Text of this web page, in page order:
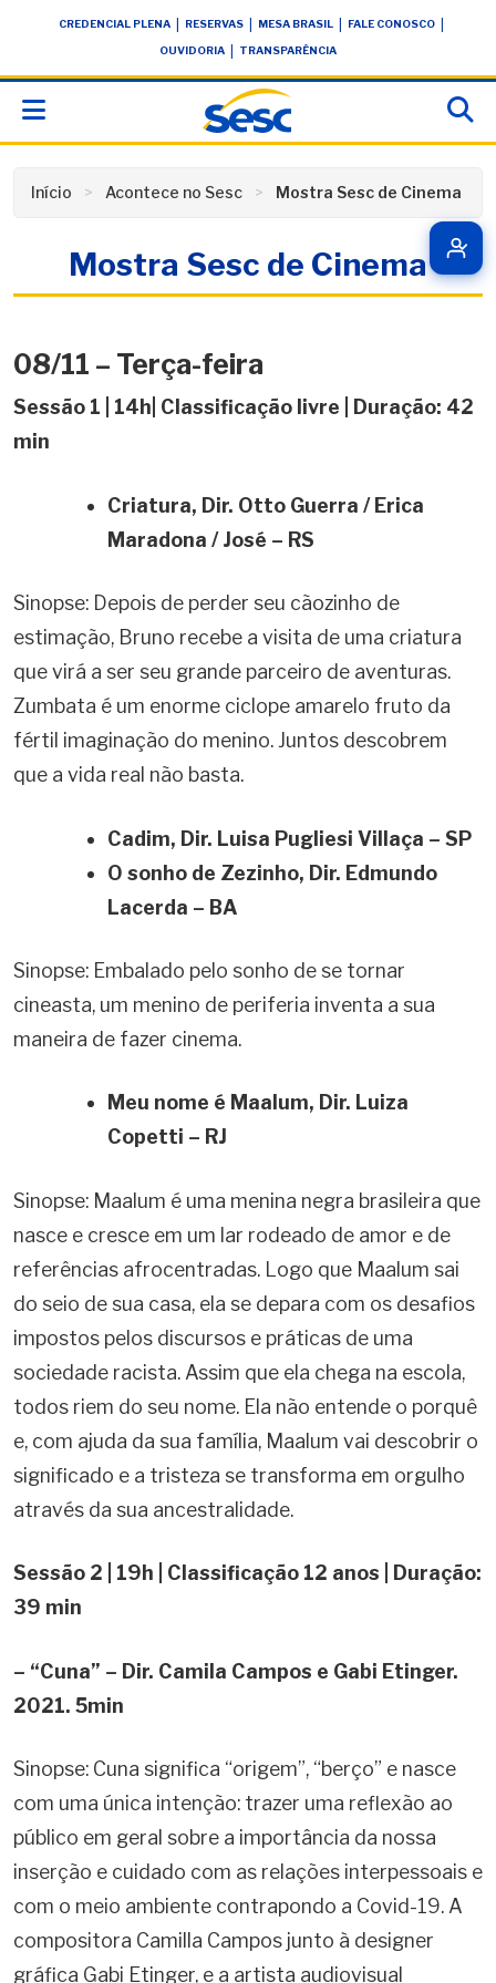
conteúdoCREDENCIAL PLENA RESERVAS MESA BRASIL FALE CONOSCO
OUVIDORIA TRANSPARÊNCIA
Início Acontece no Sesc Mostra Sesc de Cinema
Mostra Sesc de Cinema
08/11 – Terça-feira
Sessão 1 | 14h| Classificação livre | Duração: 42
min
Criatura, Dir. Otto Guerra / Erica
Maradona / José – RS
Sinopse: Depois de perder seu cãozinho de
estimação, Bruno recebe a visita de uma criatura
que virá a ser seu grande parceiro de aventuras.
Zumbata é um enorme ciclope amarelo fruto da
fértil imaginação do menino. Juntos descobrem
que a vida real não basta.
Cadim, Dir. Luisa Pugliesi Villaça – SP
O sonho de Zezinho, Dir. Edmundo
Lacerda – BA
Sinopse: Embalado pelo sonho de se tornar
cineasta, um menino de periferia inventa a sua
maneira de fazer cinema.
Meu nome é Maalum, Dir. Luiza
Copetti – RJ
Sinopse: Maalum é uma menina negra brasileira que
nasce e cresce em um lar rodeado de amor e de
referências afrocentradas. Logo que Maalum sai
do seio de sua casa, ela se depara com os desafios
impostos pelos discursos e práticas de uma
sociedade racista. Assim que ela chega na escola,
todos riem do seu nome. Ela não entende o porquê
e, com ajuda da sua família, Maalum vai descobrir o
significado e a tristeza se transforma em orgulho
através da sua ancestralidade.
Sessão 2 | 19h | Classificação 12 anos | Duração:
39 min
– “Cuna” – Dir. Camila Campos e Gabi Etinger.
2021. 5min
Sinopse: Cuna significa “origem”, “berço” e nasce
com uma única intenção: trazer uma reflexão ao
público em geral sobre a importância da nossa
inserção e cuidado com as relações interpessoais e
com o meio ambiente contrapondo a Covid-19. A
compositora Camilla Campos junto à designer
gráfica Gabi Etinger, e a artista audiovisual